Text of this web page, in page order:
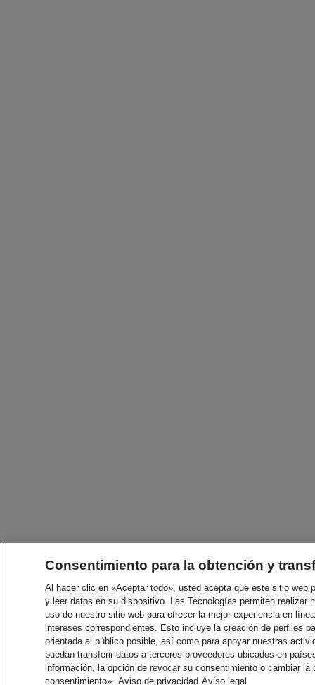
Consentimiento para la obtención y
Al hacer clic en «Aceptar todo», usted acepta que este sitio
y leer datos en su dispositivo. Las Tecnologías permiten
uso de nuestro sitio web para ofrecer la mejor experiencia en
intereses correspondientes. Esto incluye la creación de perfiles
orientada al público posible, así como para apoyar nuestras
puedan transferir datos a terceros proveedores ubicados en
información, la opción de revocar su consentimiento o cambiar
consentimiento». Aviso de privacidad Aviso legal